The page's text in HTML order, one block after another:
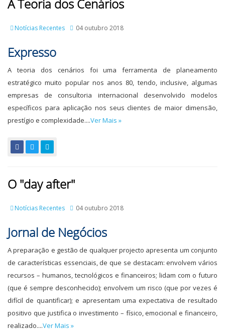
A Teoria dos Cenários
Notícias Recentes 04 outubro 2018
Expresso
A teoria dos cenários foi uma ferramenta de planeamento
estratégico muito popular nos anos 80, tendo, inclusive, algumas
empresas de consultoria internacional desenvolvido modelos
específicos para aplicação nos seus clientes de maior dimensão,
prestígio e complexidade....Ver Mais »
O "day after"
Notícias Recentes 04 outubro 2018
Jornal de Negócios
A preparação e gestão de qualquer projecto apresenta um conjunto
de características essenciais, de que se destacam: envolvem vários
recursos – humanos, tecnológicos e financeiros; lidam com o futuro
(que é sempre desconhecido); envolvem um risco (que por vezes é
difícil de quantificar); e apresentam uma expectativa de resultado
positivo que justifica o investimento – físico, emocional e financeiro,
realizado....Ver Mais »